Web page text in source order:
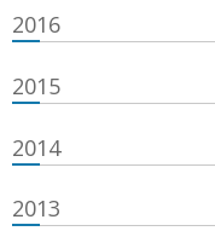
2016
2015
2014
2013